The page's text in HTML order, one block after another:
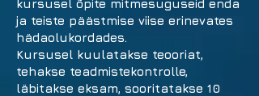
kursusel õpite mitmesuguseid enda
ja teiste päästmise viise erinevates
hädaolukordades.
Kursusel kuulatakse teooriat,
tehakse teadmistekontrolle,
läbitakse eksam, sooritatakse 10